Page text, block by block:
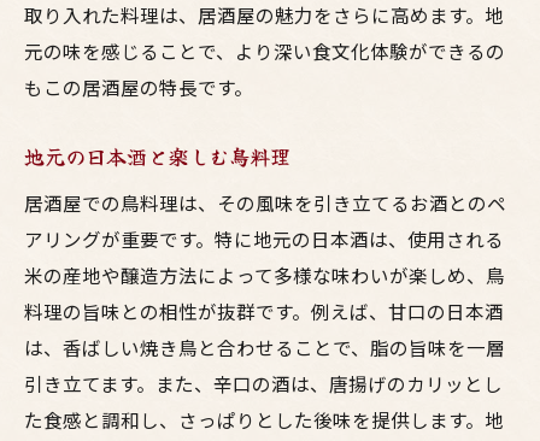
取り入れた料理は、居酒屋の魅力をさらに高めます。地
元の味を感じることで、より深い食文化体験ができるの
もこの居酒屋の特長です。
地元の日本酒と楽しむ鳥料理
居酒屋での鳥料理は、その風味を引き立てるお酒とのペ
アリングが重要です。特に地元の日本酒は、使用される
米の産地や醸造方法によって多様な味わいが楽しめ、鳥
料理の旨味との相性が抜群です。例えば、甘口の日本酒
は、香ばしい焼き鳥と合わせることで、脂の旨味を一層
引き立てます。また、辛口の酒は、唐揚げのカリッとし
た食感と調和し、さっぱりとした後味を提供します。地